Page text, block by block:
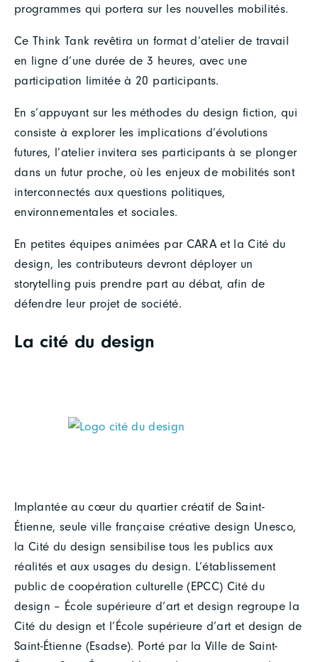
programmes qui portera sur les nouvelles mobilités.
Ce Think Tank revêtira un format d’atelier de travail
en ligne d’une durée de 3 heures, avec une
participation limitée à 20 participants.
En s’appuyant sur les méthodes du design fiction, qui
consiste à explorer les implications d’évolutions
futures, l’atelier invitera ses participants à se plonger
dans un futur proche, où les enjeux de mobilités sont
interconnectés aux questions politiques,
environnementales et sociales.
En petites équipes animées par CARA et la Cité du
design, les contributeurs devront déployer un
storytelling puis prendre part au débat, afin de
défendre leur projet de société.
La cité du design
Implantée au cœur du quartier créatif de Saint-
Étienne, seule ville française créative design Unesco,
la Cité du design sensibilise tous les publics aux
réalités et aux usages du design. L’établissement
public de coopération culturelle (EPCC) Cité du
design – École supérieure d’art et design regroupe la
Cité du design et l’École supérieure d’art et design de
Saint-Étienne (Esadse). Porté par la Ville de Saint-